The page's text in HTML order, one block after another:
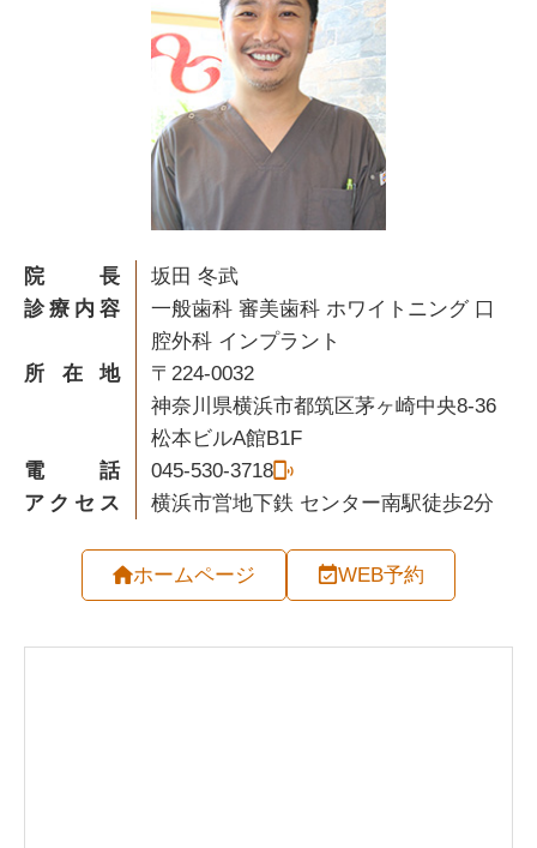
院長
坂田 冬武
診療内容
一般歯科 審美歯科 ホワイトニング 口
腔外科 インプラント
所在地
〒224-0032
神奈川県横浜市都筑区茅ヶ崎中央8-36
松本ビルA館B1F
電話
045-530-3718
アクセス
横浜市営地下鉄 センター南駅徒歩2分
ホームページ WEB予約